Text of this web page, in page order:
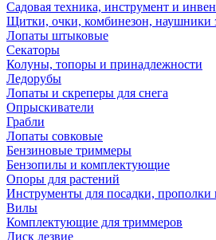
Садовая техника, инструмент и
Щитки, очки, комбинезон, наушники
Лопаты штыковые
Секаторы
Колуны, топоры и принадлежности
Ледорубы
Лопаты и скреперы для снега
Опрыскиватели
Грабли
Лопаты совковые
Бензиновые триммеры
Бензопилы и комплектующие
Опоры для растений
Инструменты для посадки, прополки
Вилы
Комплектующие для триммеров
Диск лезвие